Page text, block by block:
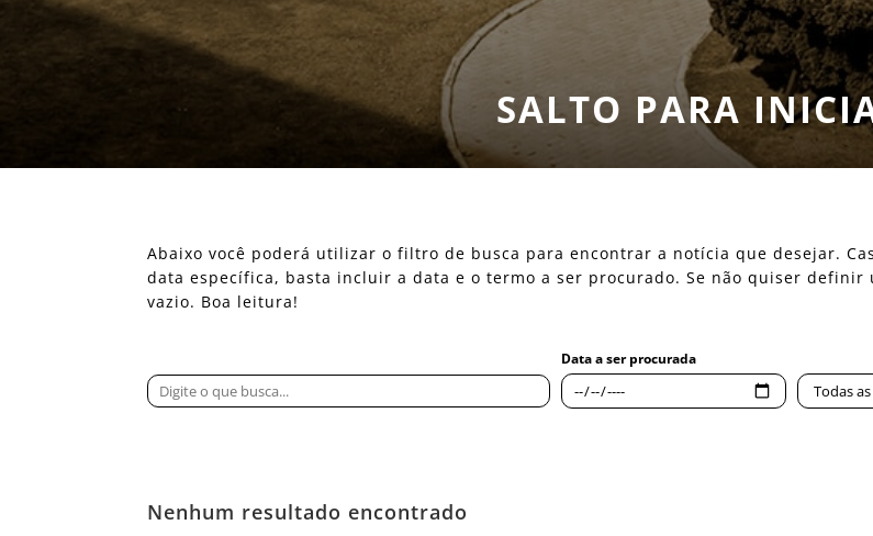
SALTO PARA
Abaixo você poderá utilizar o filtro de busca para encontrar a notícia que desejar.
data específica, basta incluir a data e o termo a ser procurado. Se não quiser definir
vazio. Boa leitura!
Nenhum resultado encontrado